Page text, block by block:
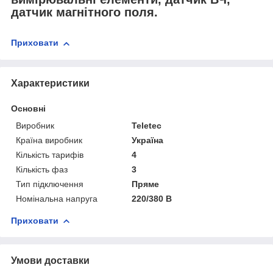
датчик магнітного поля.
Приховати
Характеристики
Основні
Виробник
Teletec
Країна виробник
Україна
Кількість тарифів
4
Кількість фаз
3
Тип підключення
Пряме
Номінальна напруга
220/380 В
Приховати
Умови доставки